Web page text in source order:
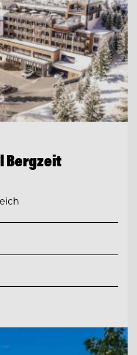
Bergzeit